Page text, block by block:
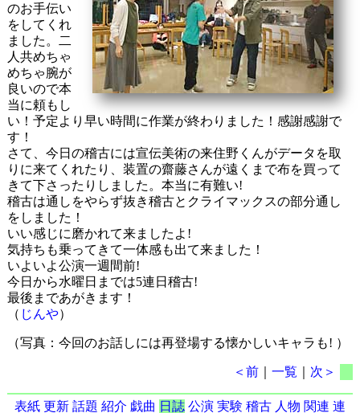
のお手伝い
をしてくれ
ました。二
人共めちゃ
めちゃ腕が
良いので本
当に頼もし
い！予定より早い時間に作業が終わりました！感謝感謝で
す！
さて、今日の稽古には宣伝美術の来住野くんがデータを取
りに来てくれたり、装置の齋藤さんが遠くまで布を買って
きて下さったりしました。本当に有難い!
稽古は通しをやらず抜き稽古とクライマックスの部分通し
をしました！
いい感じに磨かれて来ましたよ!
気持ちも乗ってきて一体感も出て来ました！
いよいよ公演一週間前!
今日から水曜日までは5連日稽古!
最後まであがきます！
（ じんや）
（写真：今回のお話しには再登場する懐かしいキャラも! ）
＜前 ｜一覧 次＞
表紙 更新 話題 紹介 戯曲 日誌 公演 実験 稽古 人物 関連 連